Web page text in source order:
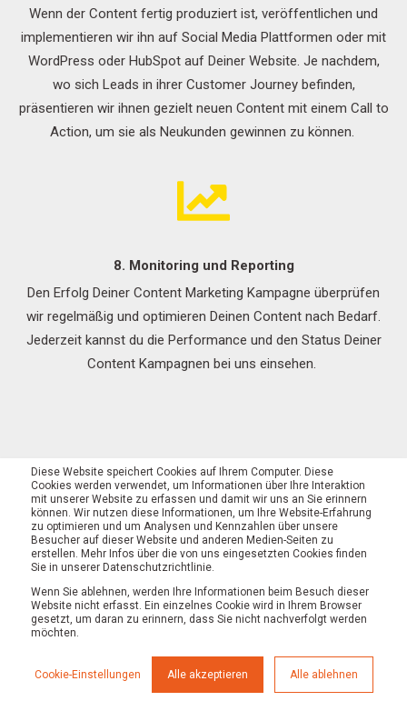
Diese Website speichert Cookies auf Ihrem Computer. Diese
Cookies werden verwendet, um Informationen über Ihre Interaktion
mit unserer Website zu erfassen und damit wir uns an Sie erinnern
können. Wir nutzen diese Informationen, um Ihre Website-Erfahrung
zu optimieren und um Analysen und Kennzahlen über unsere
Besucher auf dieser Website und anderen Medien-Seiten zu
erstellen. Mehr Infos über die von uns eingesetzten Cookies finden
Sie in unserer Datenschutzrichtlinie.
Wenn Sie ablehnen, werden Ihre Informationen beim Besuch dieser
Website nicht erfasst. Ein einzelnes Cookie wird in Ihrem Browser
gesetzt, um daran zu erinnern, dass Sie nicht nachverfolgt werden
möchten.
Cookie-Einstellungen Alle akzeptieren Alle ablehnen
Wenn der Content fertig produziert ist, veröffentlichen und
implementieren wir ihn auf Social Media Plattformen oder mit
WordPress oder HubSpotauf Deiner Website. Je nachdem,
wo sich Leads in ihrer Customer Journey befinden,
präsentieren wir ihnen gezielt neuen Content mit einem Call to
Action, um sie als Neukunden gewinnen zu können.
8. Monitoring und Reporting
Den Erfolg Deiner Content Marketing Kampagne überprüfen
wir regelmäßig und optimieren Deinen Content nach Bedarf.
Jederzeit kannst du die Performance und den Status Deiner
Content Kampagnen bei uns einsehen.
Das passende Angebot für Dein Budget
Im Gegensatz zu anderen Content Marketing Agenturen
setzen wir auf 100% Transparenz und legen unsere
Preismodelle schon im Vornherein offen. Wenn du mehr über